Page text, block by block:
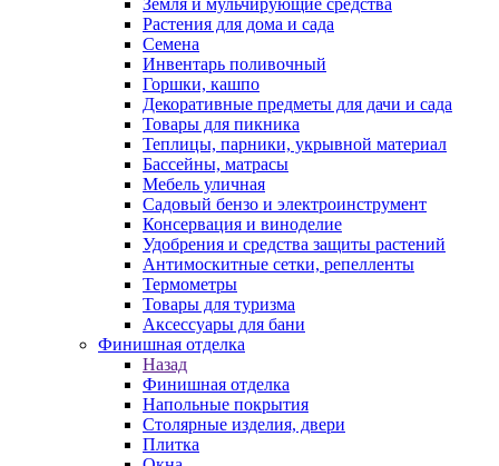
Земля и мульчирующие средства
Растения для дома и сада
Семена
Инвентарь поливочный
Горшки, кашпо
Декоративные предметы для дачи и сада
Товары для пикника
Теплицы, парники, укрывной материал
Бассейны, матрасы
Мебель уличная
Садовый бензо и электроинструмент
Консервация и виноделие
Удобрения и средства защиты растений
Антимоскитные сетки, репелленты
Термометры
Товары для туризма
Аксессуары для бани
Финишная отделка
Назад
Финишная отделка
Напольные покрытия
Столярные изделия, двери
Плитка